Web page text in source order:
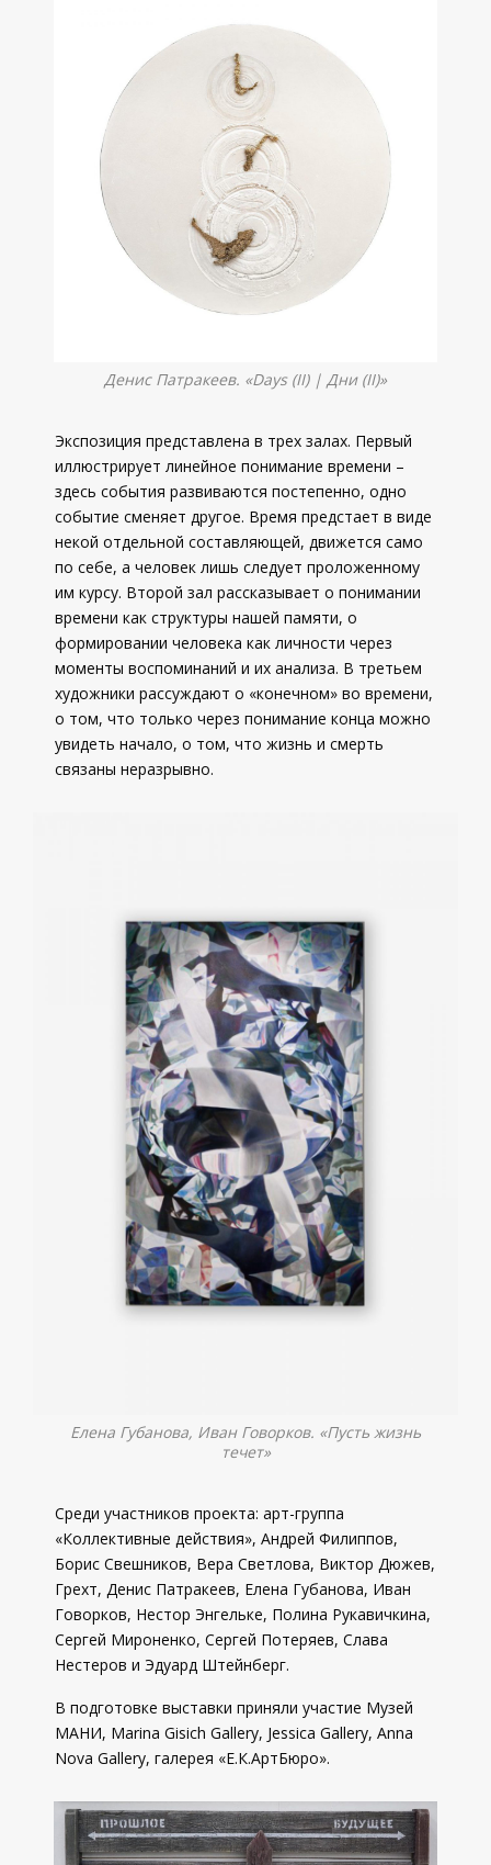
Денис Патракеев. «Days (II) | Дни (II)»
Экспозиция представлена в трех залах. Первый
иллюстрирует линейное понимание времени –
здесь события развиваются постепенно, одно
событие сменяет другое. Время предстает в виде
некой отдельной составляющей, движется само
по себе, а человек лишь следует проложенному
им курсу. Второй зал рассказывает о понимании
времени как структуры нашей памяти, о
формировании человека как личности через
моменты воспоминаний и их анализа. В третьем
художники рассуждают о «конечном» во времени,
о том, что только через понимание конца можно
увидеть начало, о том, что жизнь и смерть
связаны неразрывно.
Елена Губанова, Иван Говорков. «Пусть жизнь
течет»
Среди участников проекта: арт-группа
«Коллективные действия», Андрей Филиппов,
Борис Свешников, Вера Светлова, Виктор Дюжев,
Грехт, Денис Патракеев, Елена Губанова, Иван
Говорков, Нестор Энгельке, Полина Рукавичкина,
Сергей Мироненко, Сергей Потеряев, Слава
Нестеров и Эдуард Штейнберг.
В подготовке выставки приняли участие Музей
МАНИ, Marina Gisich Gallery, Jessica Gallery, Anna
Nova Gallery, галерея «Е.К.АртБюро».